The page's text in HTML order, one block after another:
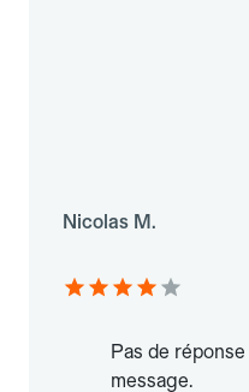
Nicolas M.
Pas de
message.